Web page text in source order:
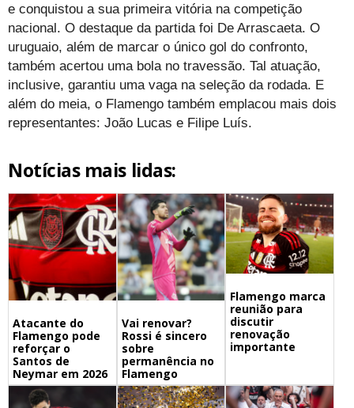
e conquistou a sua primeira vitória na competição
nacional. O destaque da partida foi De Arrascaeta. O
uruguaio, além de marcar o único gol do confronto,
também acertou uma bola no travessão. Tal atuação,
inclusive, garantiu uma vaga na seleção da rodada. E
além do meia, o Flamengo também emplacou mais dois
representantes: João Lucas e Filipe Luís.
Notícias mais lidas:
Atacante do
Flamengo pode
reforçar o
Santos de
Neymar em 2026
Vai renovar?
Rossi é sincero
sobre
permanência no
Flamengo
Flamengo marca
reunião para
discutir
renovação
importante